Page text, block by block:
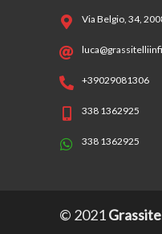
Via Belgio, 34,
+39029081306
338 1362925
338 1362925
© 2021